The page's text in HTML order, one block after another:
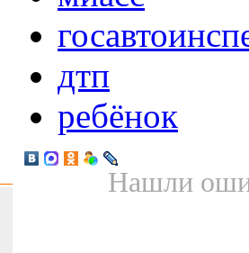
дтп
ребёнок
Нашли